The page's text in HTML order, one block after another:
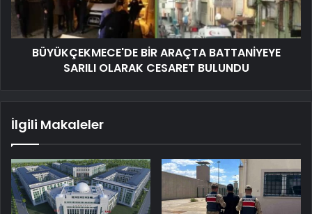
BÜYÜKÇEKMECE'DE BİR ARAÇTA BATTANİYEYE
SARILI OLARAK CESARET BULUNDU
İlgili Makaleler